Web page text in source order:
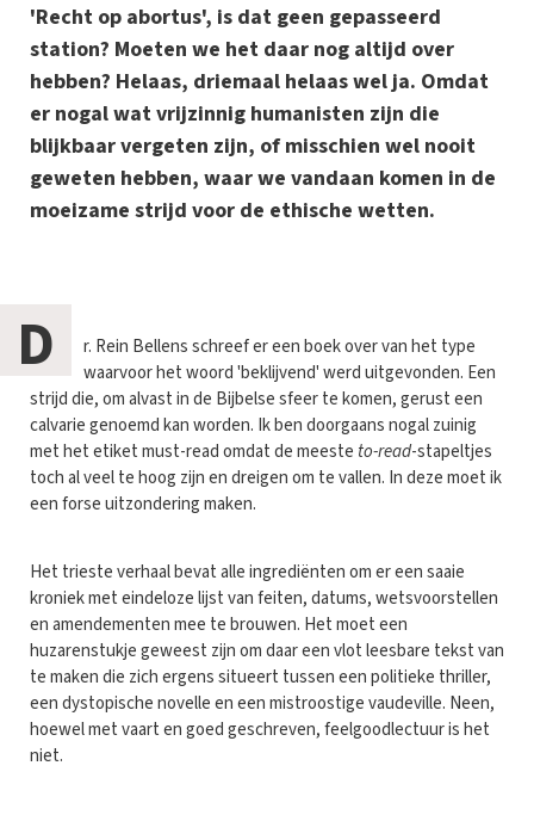
'Recht op abortus', is dat geen gepasseerd
station? Moeten we het daar nog altijd over
hebben? Helaas, driemaal helaas wel ja. Omdat
er nogal wat vrijzinnig humanisten zijn die
blijkbaar vergeten zijn, of misschien wel nooit
geweten hebben, waar we vandaan komen in de
moeizame strijd voor de ethische wetten.
D
r. Rein Bellens schreef er een boek over van het type
waarvoor het woord 'beklijvend' werd uitgevonden. Een
strijd die, om alvast in de Bijbelse sfeer te komen, gerust een
calvarie genoemd kan worden. Ik ben doorgaans nogal zuinig
met het etiket must-read omdat de meeste to-read-stapeltjes
toch al veel te hoog zijn en dreigen om te vallen. In deze moet ik
een forse uitzondering maken.
Het trieste verhaal bevat alle ingrediënten om er een saaie
kroniek met eindeloze lijst van feiten, datums, wetsvoorstellen
en amendementen mee te brouwen. Het moet een
huzarenstukje geweest zijn om daar een vlot leesbare tekst van
te maken die zich ergens situeert tussen een politieke thriller,
een dystopische novelle en een mistroostige vaudeville. Neen,
hoewel met vaart en goed geschreven, feelgoodlectuur is het
niet.